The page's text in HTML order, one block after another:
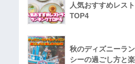
人気おすすめレス
TOP4
秋のディズニーラ
シーの過ごし方と